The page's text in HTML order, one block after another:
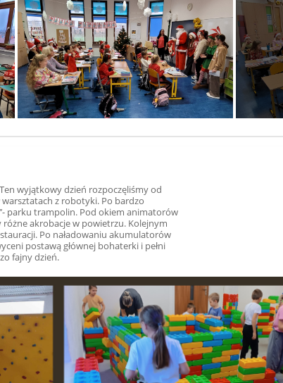
wyjątkowy dzień rozpoczęliśmy od
warsztatach z robotyki. Po bardzo
parku trampolin. Pod okiem animatorów
akrobacje w powietrzu. Kolejnym
Po naładowaniu akumulatorów
postawą głównej bohaterki i pełni
fajny dzień.